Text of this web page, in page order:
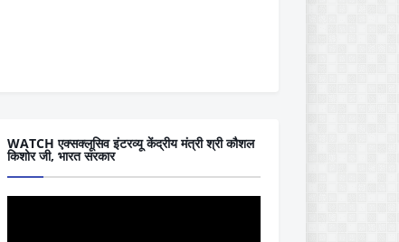
WATCH एक्सक्लूसिव इंटरव्यू केंद्रीय मंत्री श्री कौशल
किशोर जी, भारत सरकार